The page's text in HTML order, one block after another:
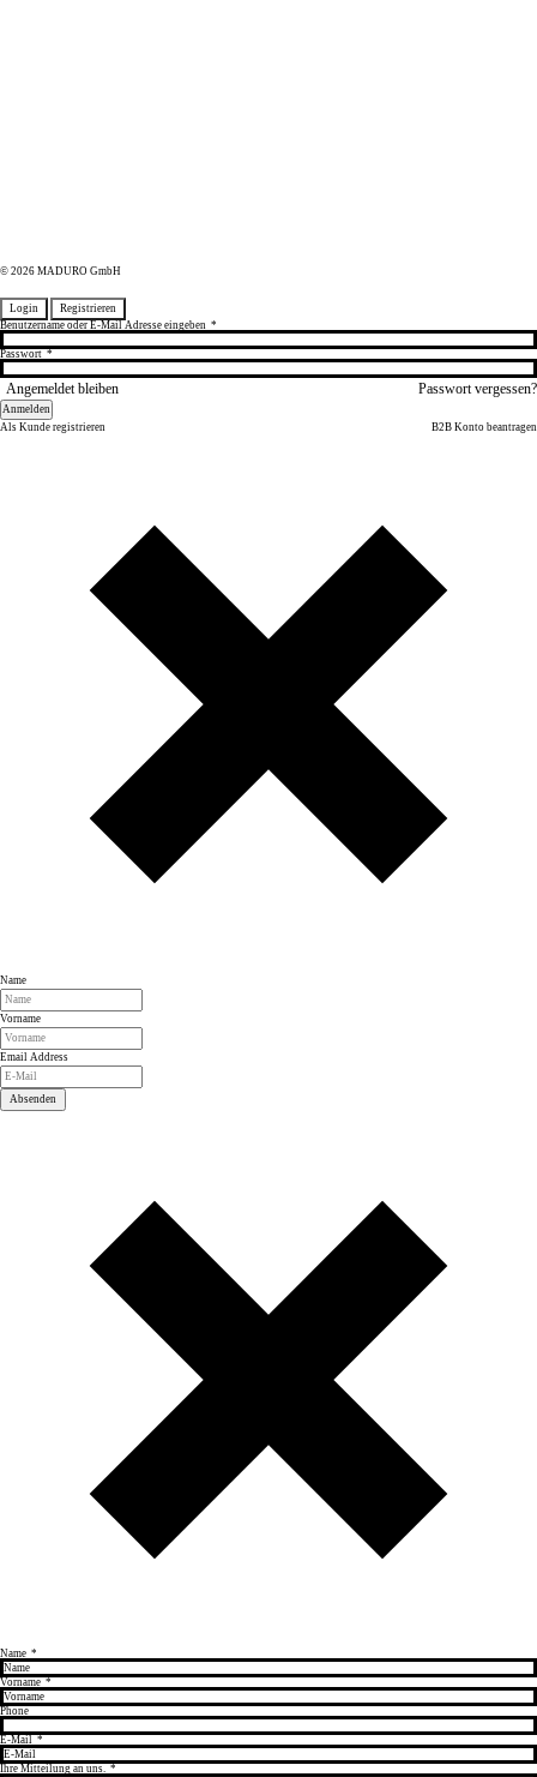
© 2026 MADURO GmbH
Login
Registrieren
Benutzername oder E-Mail Adresse eingeben *
Passwort *
Angemeldet bleiben Passwort vergessen?
Anmelden
Als Kunde registrieren
B2B Konto beantragen
Name
Vorname
Email Address
Name *
Vorname *
Phone
E-Mail *
Ihre Mitteilung an uns. *